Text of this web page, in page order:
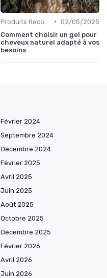
• 02/05/2025
Comment choisir un gel pour
cheveux naturel adapté à vos
besoins
Février 2024
Septembre 2024
Décembre 2024
Février 2025
Avril 2025
Juin 2025
Août 2025
Octobre 2025
Décembre 2025
Février 2026
Avril 2026
Juin 2026